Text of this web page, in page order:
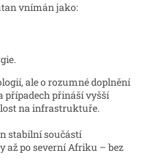
vnímán jako:
ale o rozumné doplnění
případech přináší vyšší
na infrastruktuře.
stabilní součástí
až po severní Afriku – bez